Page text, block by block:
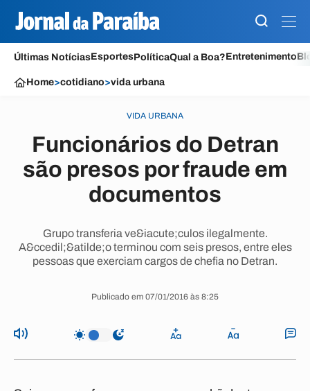
Últimas NotíciasEsportesPolíticaQual a Boa?Entretenimento
Home>cotidiano>vida urbana
VIDA URBANA
Funcionários do Detran
são presos por fraude em
documentos
Grupo transferia ve&iacute;culos ilegalmente.
A&ccedil;&atilde;o terminou com seis presos, entre eles
pessoas que exerciam cargos de chefia no Detran.
Publicado em 07/01/2016 às 8:25